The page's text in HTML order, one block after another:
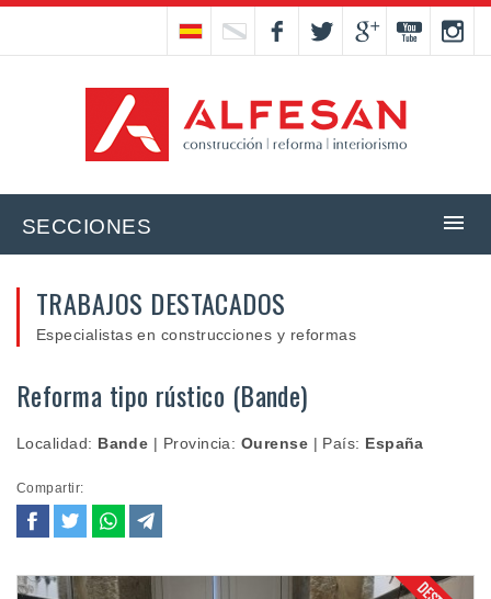
SECCIONES
TRABAJOS DESTACADOS
Especialistas en construcciones y reformas
Reforma tipo rústico (Bande)
Localidad: Bande | Provincia: Ourense | País: España
Compartir: